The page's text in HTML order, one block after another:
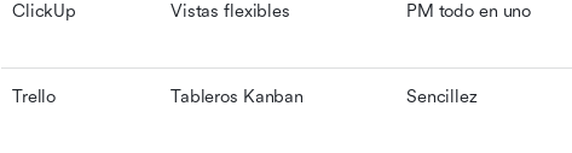
ClickUp Vistas flexibles PM todo en uno
Trello Tableros Kanban Sencillez